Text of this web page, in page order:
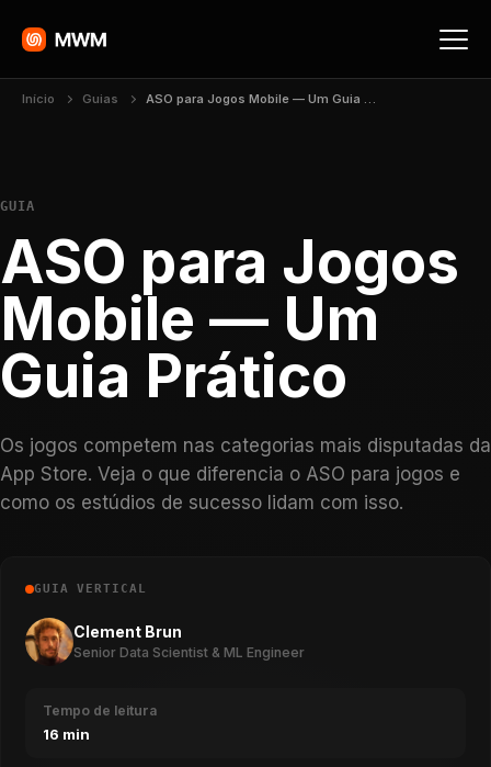
Início Guias ASO para Jogos Mobile — Um Guia Prático
GUIA
ASO para Jogos
Mobile — Um
Guia Prático
Os jogos competem nas categorias mais disputadas da
App Store. Veja o que diferencia o ASO para jogos e
como os estúdios de sucesso lidam com isso.
GUIA VERTICAL
Clement Brun
Senior Data Scientist & ML Engineer
Tempo de leitura
16 min